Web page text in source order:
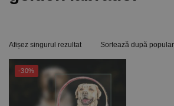
Afișez singurul rezultat
-30%